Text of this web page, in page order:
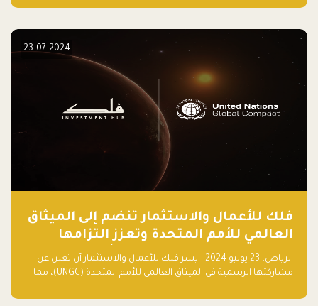
elevate your startup! Follow us @FalakHub
23-07-2024
فلك للأعمال والاستثمار تنضم إلى الميثاق
العالمي للأمم المتحدة وتعزز التزامها
بالاستدامة مع مسرعة فلاقشِب: تقنيات
المناخ
الرياض، 23 يوليو 2024 - يسر فلك للأعمال والاستثمار أن تعلن عن
مشاركتها الرسمية في الميثاق العالمي للأمم المتحدة (UNGC)، مما